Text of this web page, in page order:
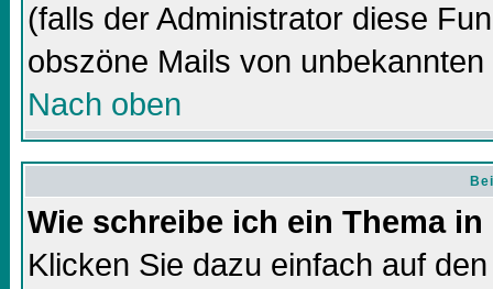
(falls der Administrator diese
obszöne Mails von
Nach oben
Wie schreibe ich ein Thema
Klicken Sie dazu einfach auf